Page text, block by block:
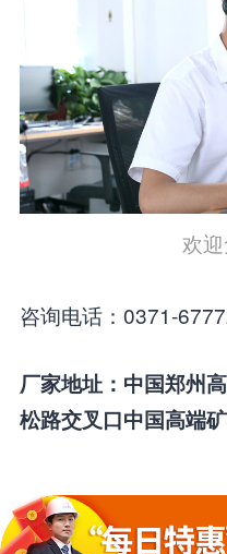
欢
咨询电话：0371-
厂家地址：中国郑州
松路交叉口中国高端